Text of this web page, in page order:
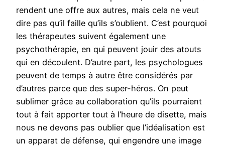
rendent une offre aux autres, mais cela ne veut
dire pas qu’il faille qu’ils s’oublient. C’est pourquoi
les thérapeutes suivent également une
psychothérapie, en qui peuvent jouir des atouts
qui en découlent. D’autre part, les psychologues
peuvent de temps à autre être considérés par
d’autres parce que des super-héros. On peut
sublimer grâce au collaboration qu’ils pourraient
tout à fait apporter tout à l’heure de disette, mais
nous ne devons pas oublier que l’idéalisation est
un apparat de défense, qui engendre une image